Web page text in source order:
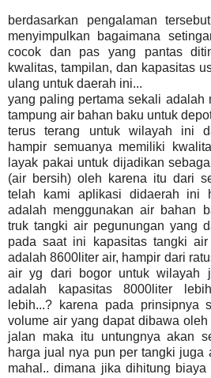
berdasarkan pengalaman
menyimpulkan bagaimana
cocok dan pas yang pantas
kwalitas, tampilan, dan kapasitas
ulang untuk daerah ini...
yang paling pertama sekali adalah
tampung air bahan baku untuk
terus terang untuk wilayah ini
hampir semuanya memiliki
layak pakai untuk dijadikan
(air bersih) oleh karena itu dari
telah kami aplikasi didaerah ini
adalah menggunakan air bahan
truk tangki air pegunungan yang
pada saat ini kapasitas tangki
adalah 8600liter air, hampir dari
air yg dari bogor untuk wilayah
adalah kapasitas 8000liter
lebih...? karena pada prinsipnya
volume air yang dapat dibawa
jalan maka itu untungnya akan
harga jual nya pun per tangki juga
mahal.. dimana jika dihitung biaya